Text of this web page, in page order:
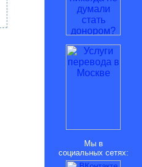
Мы в
социальных сетях: